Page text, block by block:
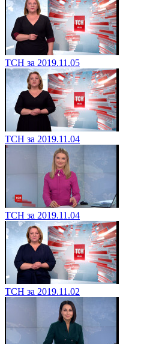
ТСН за 2019.11.05
ТСН за 2019.11.04
ТСН за 2019.11.04
ТСН за 2019.11.02